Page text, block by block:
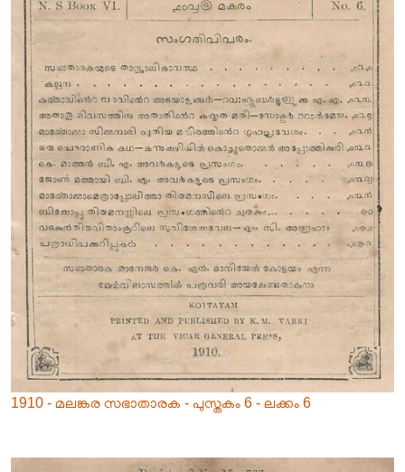
1910 - മലങ്കര സഭാതാരക - പുസ്തകം 6 - ലക്കം 6